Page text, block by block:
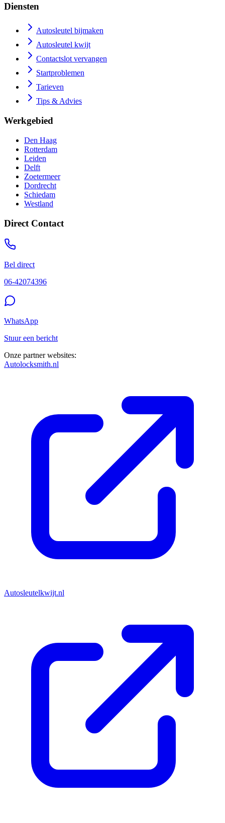
Diensten
Autosleutel bijmaken
Autosleutel kwijt
Contactslot vervangen
Startproblemen
Tarieven
Tips & Advies
Werkgebied
Den Haag
Rotterdam
Leiden
Delft
Zoetermeer
Dordrecht
Schiedam
Westland
Direct Contact
Bel direct
06-42074396
WhatsApp
Stuur een bericht
Onze partner websites:
Autolocksmith.nl
Autosleutelkwijt.nl